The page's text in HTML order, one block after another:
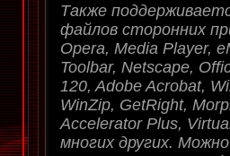
Также
файлов сторонних
Opera, Media Player,
Toolbar, Netscape,
120, Adobe Acrobat,
WinZip, GetRight,
Accelerator Plus,
многих других.